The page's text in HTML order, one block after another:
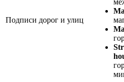
Подписи дорог и улиц